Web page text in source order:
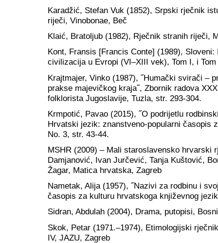
Karadžić, Stefan Vuk (1852), Srpski rječnik
riječi, Vinobonae, Beč
Klaić, Bratoljub (1982), Rječnik stranih riječi,
Kont, Fransis [Francis Conte] (1989),
civilizacija u Evropi (VI–XIII vek), Tom I, i
Krajtmajer, Vinko (1987), ˝Humački svirači –
prakse majevičkog kraja˝, Zbornik radova
folklorista Jugoslavije, Tuzla, str. 293-304.
Krmpotić, Pavao (2015), ˝O podrijetlu
Hrvatski jezik: znanstveno-popularni časopis
No. 3, str. 43-44.
MSHR (2009) – Mali staroslavensko hrvarski
Damjanović, Ivan Jurčević, Tanja Kuštović,
Žagar, Matica hrvatska, Zagreb
Nametak, Alija (1957), ˝Nazivi za rodbinu i
časopis za kulturu hrvatskoga književnog
Sidran, Abdulah (2004), Drama, putopisi,
Skok, Petar (1971.–1974), Etimologijski
IV, JAZU, Zagreb